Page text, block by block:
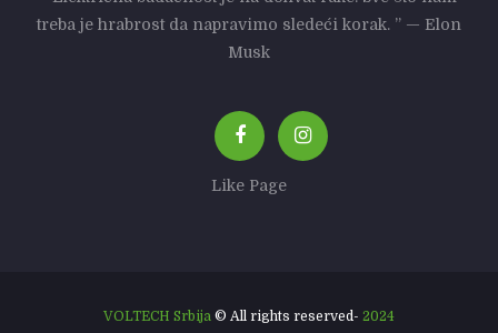
treba je hrabrost da napravimo sledeći korak. ” — Elon
Musk
Like Page
VOLTECH Srbija © All rights reserved- 2024